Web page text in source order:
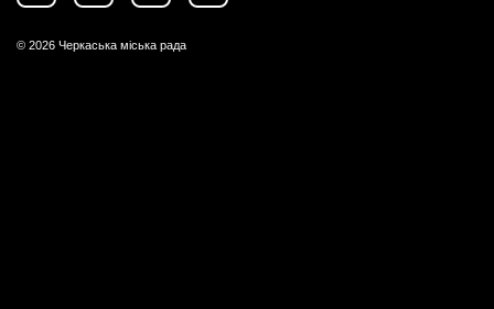
© 2026 Черкаська міська рада